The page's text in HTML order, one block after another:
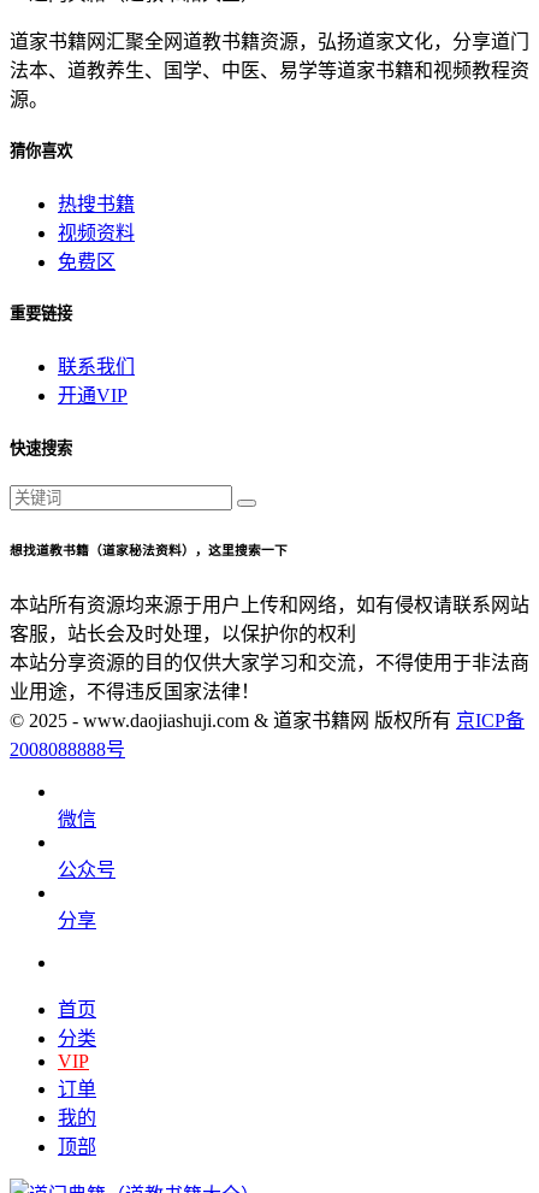
道家书籍网汇聚全网道教书籍资源，弘扬道家文化，分享道门
法本、道教养生、国学、中医、易学等道家书籍和视频教程资
源。
猜你喜欢
热搜书籍
视频资料
免费区
重要链接
联系我们
开通VIP
快速搜索
想找道教书籍（道家秘法资料），这里搜索一下
本站所有资源均来源于用户上传和网络，如有侵权请联系网站
客服，站长会及时处理，以保护你的权利
本站分享资源的目的仅供大家学习和交流，不得使用于非法商
业用途，不得违反国家法律！
© 2025 - www.daojiashuji.com & 道家书籍网 版权所有 京ICP备
2008088888号
微信
公众号
分享
首页
分类
VIP
订单
我的
顶部